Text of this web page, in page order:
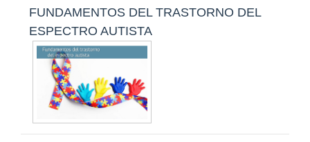
FUNDAMENTOS DEL TRASTORNO DEL
ESPECTRO AUTISTA